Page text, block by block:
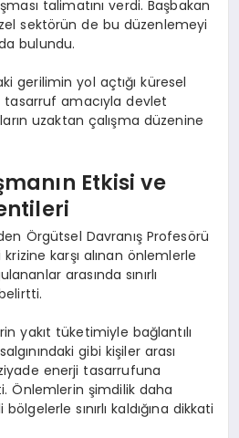
talimatını verdi. Başbakan
sektörün de bu düzenlemeyi
bulundu.
gerilimin yol açtığı küresel
tasarruf amacıyla devlet
uzaktan çalışma düzenine
Etkisi ve
Örgütsel Davranış Profesörü
karşı alınan önlemlerle
arasında sınırlı
yakıt tüketimiyle bağlantılı
gibi kişiler arası
enerji tasarrufuna
Önlemlerin şimdilik daha
sınırlı kaldığına dikkati